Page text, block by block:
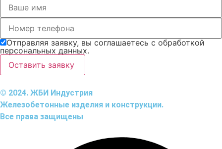
Отправляя заявку, вы соглашаетесь с обработкой
персональных данных.
Оставить заявку
© 2024. ЖБИ Индустрия
Железобетонные изделия и конструкции.
Все права защищены